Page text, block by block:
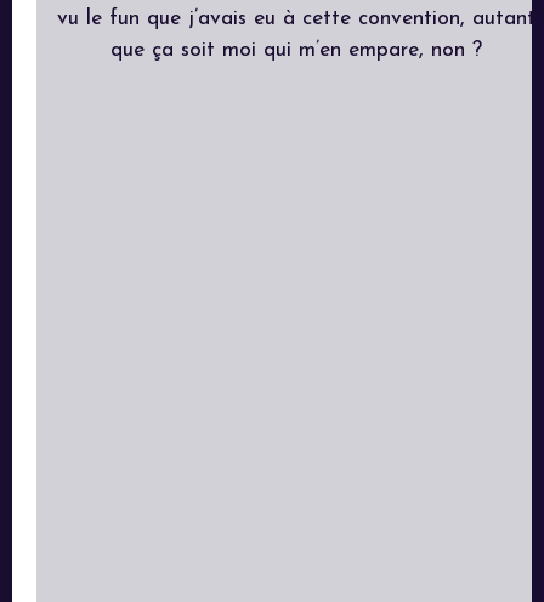
vu le fun que j’avais eu à cette convention, autant
que ça soit moi qui m’en empare, non ?